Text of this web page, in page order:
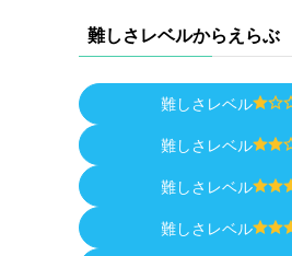
難しさレベルからえらぶ
難しさレベル
難しさレベル
難しさレベル
難しさレベル